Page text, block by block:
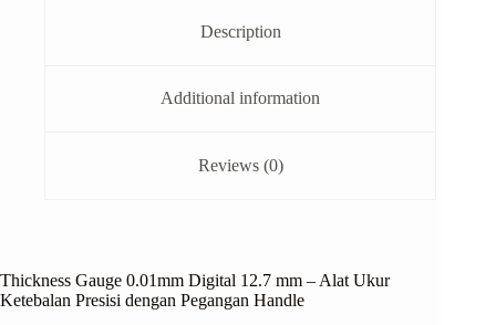
Description
Additional information
Reviews (0)
Thickness Gauge 0.01mm Digital 12.7 mm – Alat Ukur
Ketebalan Presisi dengan Pegangan Handle